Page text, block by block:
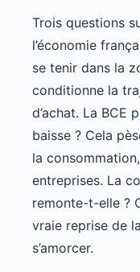
Trois questions
l’économie
se tenir dans la
conditionne la
d’achat. La BCE
baisse ? Cela
la
entreprises. La
remonte-t-elle ?
vraie reprise de
s’amorcer.